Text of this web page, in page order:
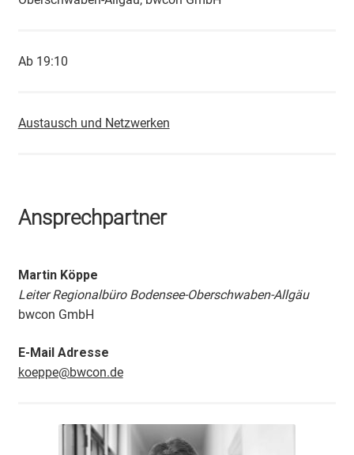
Ab 19:10
Austausch und Netzwerken
Ansprechpartner
Martin Köppe
Leiter Regionalbüro Bodensee-Oberschwaben-Allgäu
bwcon GmbH
E-Mail Adresse
koeppe@bwcon.de